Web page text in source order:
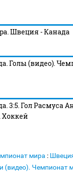
Швеция - Канада
Голы (видео).
3:5. Гол Расмуса
мира :
(видео). Чемпионат